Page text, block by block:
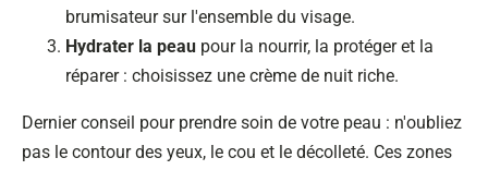
brumisateur sur l'ensemble du visage.
Hydrater la peau pour la nourrir, la protéger et la
réparer : choisissez une crème de nuit riche.
Dernier conseil pour prendre soin de votre peau : n'oubliez
pas le contour des yeux, le cou et le décolleté. Ces zones